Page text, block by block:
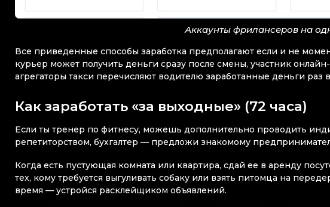
Аккаунты фрилансеров на
Все приведенные способы заработка предполагают если и не
курьер может получить деньги сразу после смены, участник
агрегаторы такси перечисляют водителю заработанные деньги раз
Как заработать «за выходные» (72 часа)
Если ты тренер по фитнесу, можешь дополнительно проводить
репетиторством, бухгалтер — предложи знакомому
Когда есть пустующая комната или квартира, сдай ее в аренду
тех, кому требуется выгуливать собаку или взять питомца на
время — устройся расклейщиком объявлений.